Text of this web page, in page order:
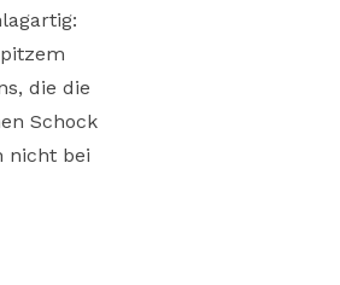
die die
Schock
nicht bei